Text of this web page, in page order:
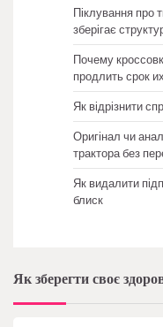
Піклування про
зберігає
Почему
продлить срок
Як відрізнити
Оригінал чи
трактора без
Як видалити
блиск
Як зберегти своє